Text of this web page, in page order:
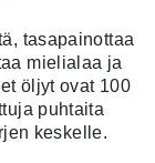
tasapainottaa
mielialaa ja
öljyt ovat 100
puhtaita
keskelle.